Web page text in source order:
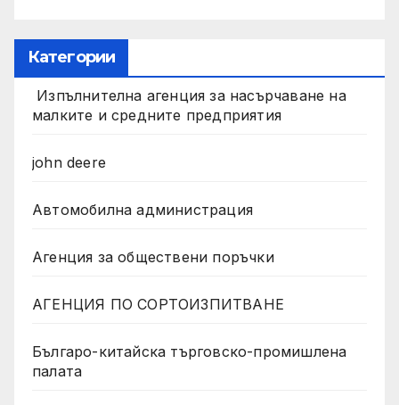
Категории
Изпълнителна агенция за насърчаване на
малките и средните предприятия
john deere
Автомобилна администрация
Агенция за обществени поръчки
АГЕНЦИЯ ПО СОРТОИЗПИТВАНЕ
Българо-китайска търговско-промишлена
палата